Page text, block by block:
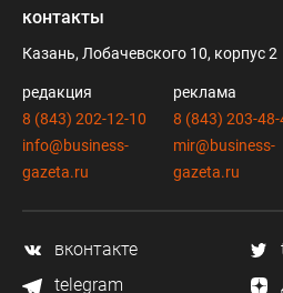
контакты
Казань, Лобачевского 10, корпус 2
редакция
8 (843) 202-12-10
info@business-
gazeta.ru
реклама
8 (843) 203-
mir@business-
gazeta.ru
вконтакте
telegram